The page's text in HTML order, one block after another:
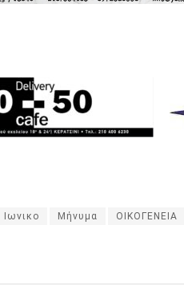
Ιωνικο Μήνυμα ΟΙΚΟΓΕΝΕΙΑ